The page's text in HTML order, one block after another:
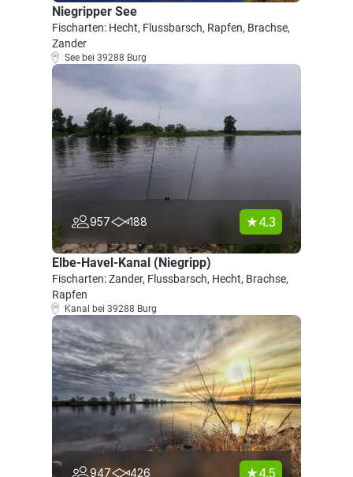
Niegripper See
Fischarten: Hecht, Flussbarsch, Rapfen, Brachse,
Zander
See bei 39288 Burg
957 188 4.3
Elbe-Havel-Kanal (Niegripp)
Fischarten: Zander, Flussbarsch, Hecht, Brachse,
Rapfen
Kanal bei 39288 Burg
947 426 4.5